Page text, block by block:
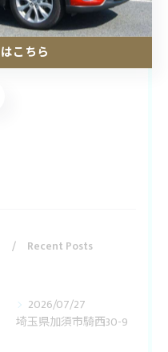
ー
Recent Posts
2026/07/27
埼玉県加須市騎西30-9
こちら
こちら